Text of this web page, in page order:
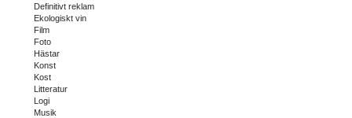
Definitivt reklam
Ekologiskt vin
Film
Foto
Hästar
Konst
Kost
Litteratur
Logi
Musik